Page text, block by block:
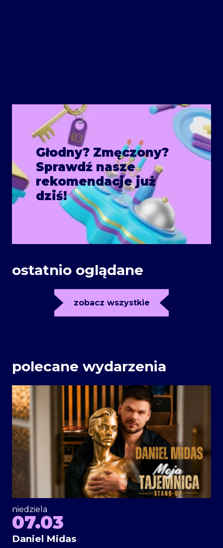
Głodny? Zmęczony?
Sprawdź nasze
rekomendacje już
dziś!
ostatnio oglądane
zobacz wszystkie
polecane wydarzenia
niedziela
07.03
Daniel Midas